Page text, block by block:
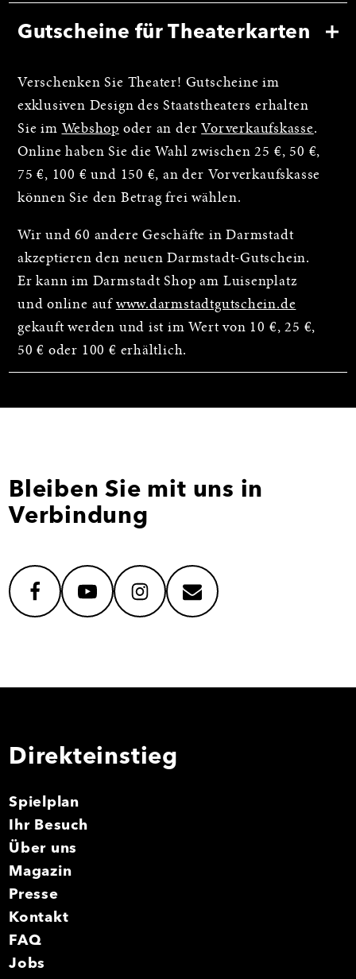
Gutscheine für Theaterkarten
Verschenken Sie Theater! Gutscheine im
exklusiven Design des Staatstheaters erhalten
Sie im Webshop oder an der Vorverkaufskasse.
Online haben Sie die Wahl zwischen 25 €, 50 €,
75 €, 100 € und 150 €, an der Vorverkaufskasse
können Sie den Betrag frei wählen.
Wir und 60 andere Geschäfte in Darmstadt
akzeptieren den neuen Darmstadt-Gutschein.
Er kann im Darmstadt Shop am Luisenplatz
und online auf www.darmstadtgutschein.de
gekauft werden und ist im Wert von 10 €, 25 €,
50 € oder 100 € erhältlich.
Bleiben Sie mit uns in
Verbindung
facebookyoutubeinstagrammail
Direkteinstieg
Spielplan
Ihr Besuch
Über uns
Magazin
Presse
Kontakt
FAQ
Jobs